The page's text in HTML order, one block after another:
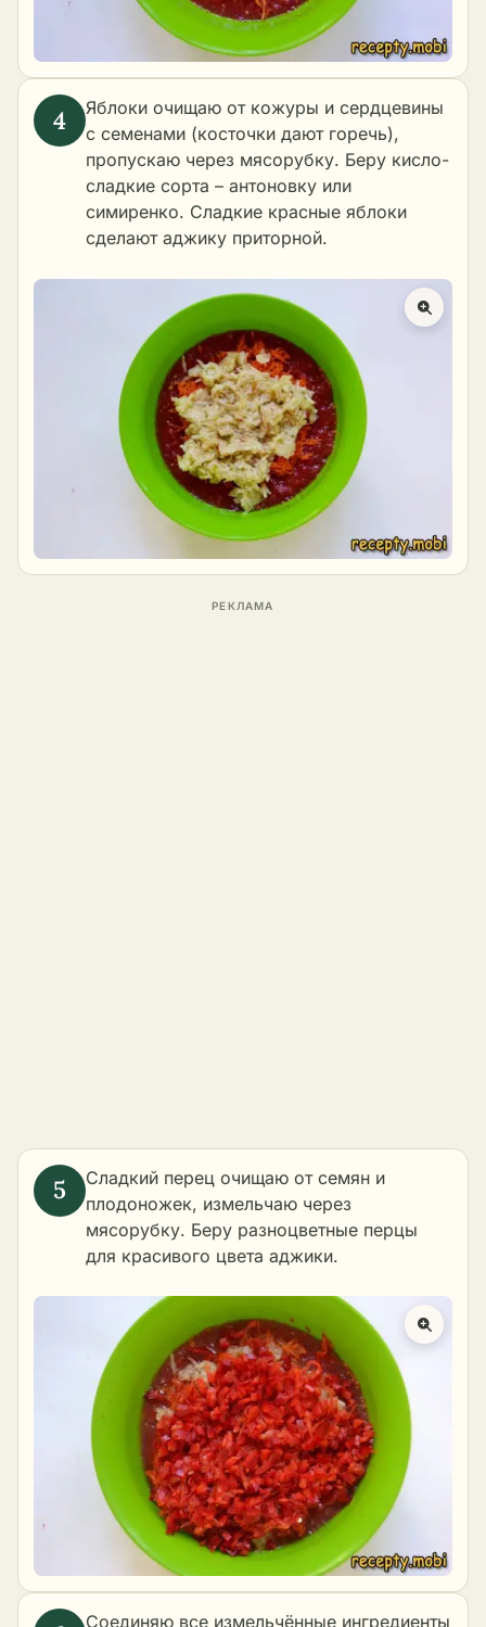
Яблоки очищаю от кожуры и сердцевины
с семенами (косточки дают горечь),
пропускаю через мясорубку. Беру кисло-
сладкие сорта – антоновку или
симиренко. Сладкие красные яблоки
сделают аджику приторной.
Сладкий перец очищаю от семян и
плодоножек, измельчаю через
мясорубку. Беру разноцветные перцы
для красивого цвета аджики.
Соединяю все измельчённые ингредиенты